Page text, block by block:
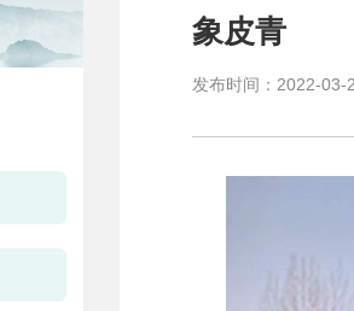
象皮青
发布时间： 2022-03-